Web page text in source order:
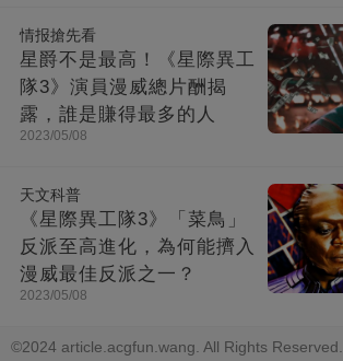
情报搶先看
星爵不是最高！《星際異工
隊3》演員漫威總片酬揭
露，誰是賺得最多的人
2023/05/08
天文科普
《星際異工隊3》「菜鳥」
反派至高進化，為何能擠入
漫威最佳反派之一？
2023/05/08
©2024 article.acgfun.wang. All Rights Reserved.